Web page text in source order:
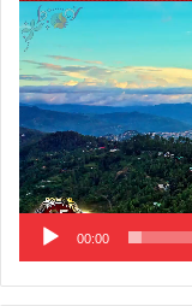
Player
00:00